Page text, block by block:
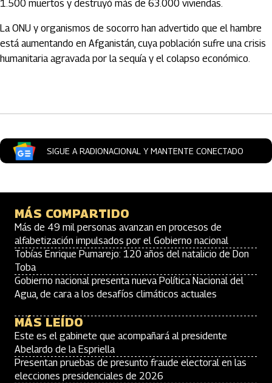
1.500 muertos y destruyó más de 63.000 viviendas.
La ONU y organismos de socorro han advertido que el hambre
está aumentando en Afganistán, cuya población sufre una crisis
humanitaria agravada por la sequía y el colapso económico.
SIGUE A RADIONACIONAL Y MANTENTE CONECTADO
MÁS COMPARTIDO
Más de 49 mil personas avanzan en procesos de
alfabetización impulsados por el Gobierno nacional
Tobías Enrique Pumarejo: 120 años del natalicio de Don
Toba
Gobierno nacional presenta nueva Política Nacional del
Agua, de cara a los desafíos climáticos actuales
MÁS LEÍDO
Este es el gabinete que acompañará al presidente
Abelardo de la Espriella
Presentan pruebas de presunto fraude electoral en las
elecciones presidenciales de 2026